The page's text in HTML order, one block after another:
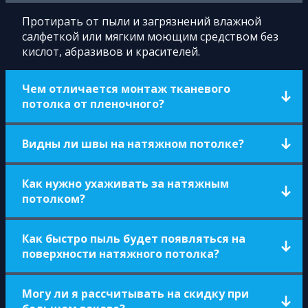
Протирать от пыли и загрязнений влажной
салфеткой или мягким моющим средством без
кислот, абразивов и красителей.
Чем отличается монтаж тканевого
потолка от пленочного?
монтируется на специальные крепления и
декорируется багетом.
Видны ли швы на натяжном потолке?
практически будет незаметно.
Как нужно ухаживать за натяжным
потолком?
легко чистятся. При необходимости используют
моющие средства, не содержащие
растворителей или мыльной воды, например,
вы можете просто использовать обычный
очиститель для стекол.
Как быстро пыль будет появляться на
поверхности натяжного потолка?
все зависит от типа помещения и его
Могу ли я рассчитывать на скидку при